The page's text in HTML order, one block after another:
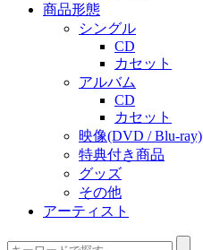
商品形態
シングル
CD
カセット
アルバム
CD
カセット
映像(DVD / Blu-ray)
特典付き商品
グッズ
その他
アーティスト